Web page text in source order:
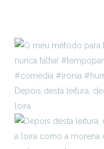
Depois desta leitura,
loira